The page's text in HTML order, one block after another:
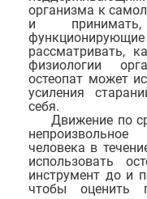
организма к
и
рассматривать,
физиологии
остеопат может
усиления
себя.
Движение по
человека в
использовать
инструмент до и
чтобы оценить